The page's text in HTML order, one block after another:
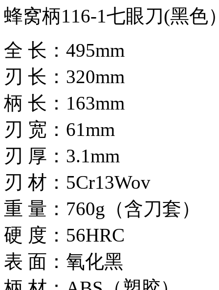
蜂窝柄116-1七眼刀(黑色
全 长：495mm
刃 长：320mm
柄 长：163mm
刃 宽：61mm
刃 厚：3.1mm
刃 材：5Cr13Wov
重 量：760g（含刀套）
硬 度：56HRC
表 面：氧化黑